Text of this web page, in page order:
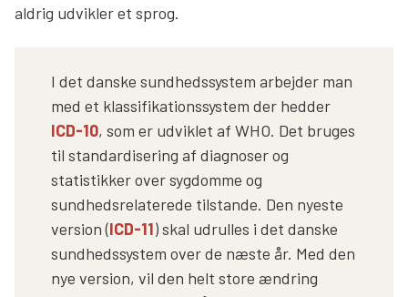
aldrig udvikler et sprog.
I det danske sundhedssystem arbejder man
med et klassifikationssystem der hedder
ICD-10, som er udviklet af WHO. Det bruges
til standardisering af diagnoser og
statistikker over sygdomme og
sundhedsrelaterede tilstande. Den nyeste
version (ICD-11) skal udrulles i det danske
sundhedssystem over de næste år. Med den
nye version, vil den helt store ændring